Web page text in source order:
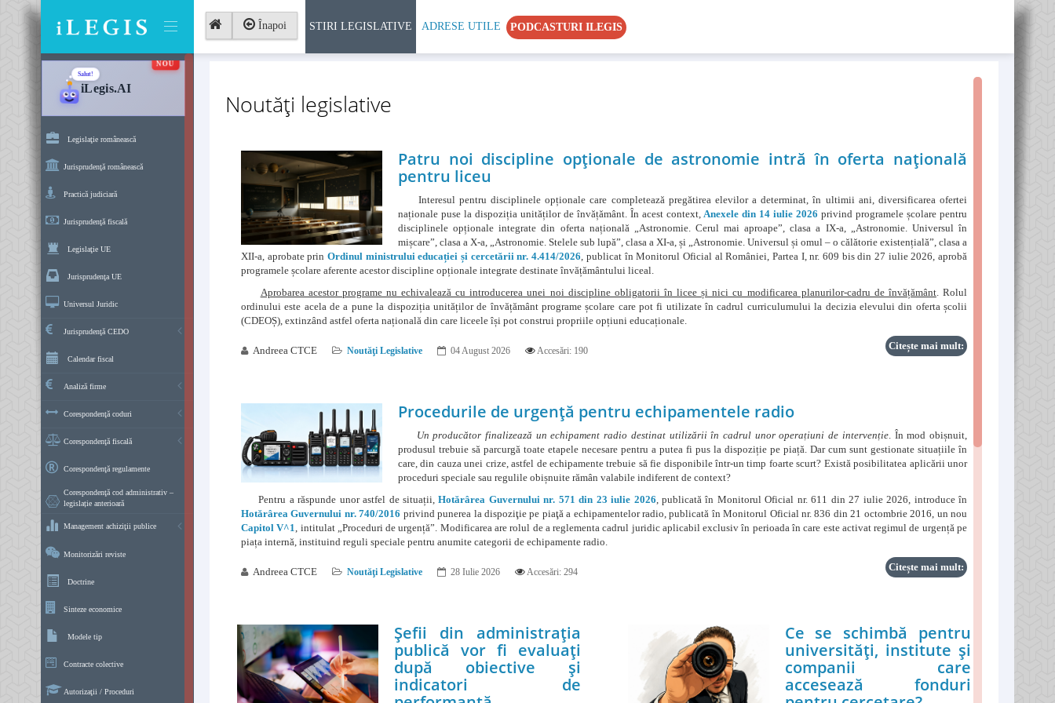
Înapoi STIRI LEGISLATIVE ADRESE UTILE PODCASTURI ILEGIS
NOU
Salut!
iLegis.AI
Legislaţie românească
Jurisprudenţă românească
Practică judiciară
Jurisprudenţă fiscală
Legislaţie UE
Jurisprudenţa UE
Universul Juridic
Jurisprudenţă CEDO
Calendar fiscal
Analiză firme
Corespondenţă coduri
Corespondenţă fiscală
Corespondenţă regulamente
Corespondenţă cod administrativ –
legislație anterioară
Management achiziţii publice
Monitorizări reviste
Doctrine
Sinteze economice
Modele tip
Contracte colective
Autorizaţii / Proceduri
Noutăţi legislative
Patru noi discipline opționale de astronomie intră în oferta națională
pentru liceu
Interesul pentru disciplinele opționale care completează pregătirea elevilor a determinat, în ultimii ani, diversificarea ofertei
naționale puse la dispoziția unităților de învățământ. În acest context,Anexele din 14 iulie 2026 privind programele școlare pentru
disciplinele opționale integrate din oferta națională „Astronomie. Cerul mai aproape”, clasa a IX-a, „Astronomie. Universul în
mișcare”, clasa a X-a, „Astronomie. Stelele sub lupă”, clasa a XI-a, și „Astronomie. Universul și omul – o călătorie existențială”, clasa a
XII-a, aprobate prinOrdinul ministrului educației și cercetării nr. 4.414/2026, publicat în Monitorul Oficial al României, Partea I, nr. 609 bis din 27 iulie 2026, aprobă
programele școlare aferente acestor discipline opționale integrate destinate învățământului liceal.
Aprobarea acestor programe nu echivalează cu introducerea unei noi discipline obligatorii în licee și nici cu modificarea planurilor-cadru de învățământ. Rolul
ordinului este acela de a pune la dispoziția unităților de învățământ programe școlare care pot fi utilizate în cadrul curriculumului la decizia elevului din oferta școlii
(CDEOȘ), extinzând astfel oferta națională din care liceele își pot construi propriile opțiuni educaționale.
Citește mai mult:
Andreea CTCE Noutăţi Legislative 04 August 2026 Accesări: 190
Procedurile de urgență pentru echipamentele radio
Un producător finalizează un echipament radio destinat utilizării în cadrul unor operațiuni de intervenție. În mod obișnuit,
produsul trebuie să parcurgă toate etapele necesare pentru a putea fi pus la dispoziție pe piață. Dar cum sunt gestionate situațiile în
care, din cauza unei crize, astfel de echipamente trebuie să fie disponibile într-un timp foarte scurt? Există posibilitatea aplicării unor
proceduri speciale sau regulile obișnuite rămân valabile indiferent de context?
Pentru a răspunde unor astfel de situații,Hotărârea Guvernului nr. 571 din 23 iulie 2026, publicată în Monitorul Oficial nr. 611 din 27 iulie 2026, introduce în
Hotărârea Guvernului nr. 740/2016 privind punerea la dispoziţie pe piaţă a echipamentelor radio, publicată în Monitorul Oficial nr. 836 din 21 octombrie 2016, un nou
Capitol V^1, intitulat „Proceduri de urgență”. Modificarea are rolul de a reglementa cadrul juridic aplicabil exclusiv în perioada în care este activat regimul de urgență pe
piața internă, instituind reguli speciale pentru anumite categorii de echipamente radio.
Citește mai mult:
Andreea CTCE Noutăţi Legislative 28 Iulie 2026 Accesări: 294
Șefii din administrația
publică vor fi evaluați
după obiective și
indicatori de
Ce se schimbă pentru
universități, institute și
companii care
accesează fonduri